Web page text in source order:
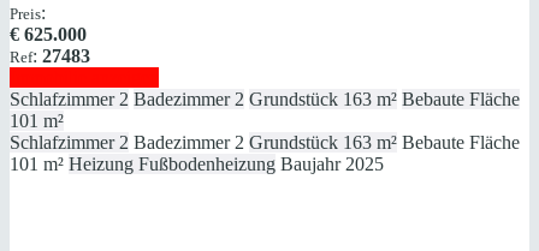
Preis:
€ 625.000
Ref: 27483
Schlafzimmer 2 Badezimmer 2 Grundstück 163 m² Bebaute Fläche
101 m²
Schlafzimmer 2 Badezimmer 2 Grundstück 163 m² Bebaute Fläche
101 m² Heizung Fußbodenheizung Baujahr 2025